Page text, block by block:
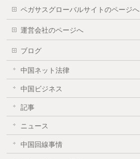
ペガサスグローバルサイトのページへ
運営会社のページへ
ブログ
中国ネット法律
中国ビジネス
記事
ニュース
中国回線事情